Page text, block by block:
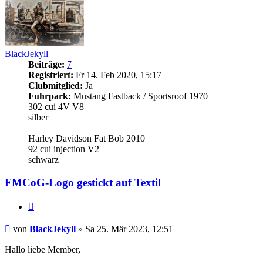
BlackJekyll
Beiträge: 7
Registriert: Fr 14. Feb 2020, 15:17
Clubmitglied: Ja
Fuhrpark: Mustang Fastback / Sportsroof 1970
302 cui 4V V8
silber
Harley Davidson Fat Bob 2010
92 cui injection V2
schwarz
FMCoG-Logo gestickt auf Textil
Beitrag
von BlackJekyll » Sa 25. Mär 2023, 12:51
Hallo liebe Member,